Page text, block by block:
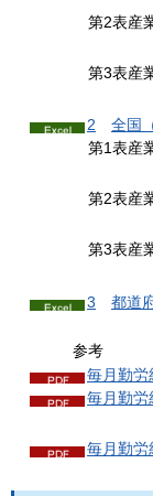
第2表産
第3表産
2 全国
第1表産
第2表産
第3表産
3 都道
参考
毎月勤労
毎月勤労
毎月勤労